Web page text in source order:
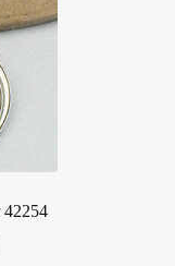
42254